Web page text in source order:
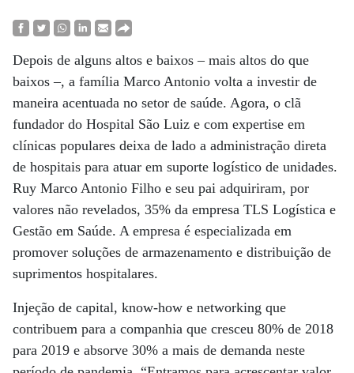
Depois de alguns altos e baixos – mais altos do que
baixos –, a família Marco Antonio volta a investir de
maneira acentuada no setor de saúde. Agora, o clã
fundador do Hospital São Luiz e com expertise em
clínicas populares deixa de lado a administração direta
de hospitais para atuar em suporte logístico de unidades.
Ruy Marco Antonio Filho e seu pai adquiriram, por
valores não revelados, 35% da empresa TLS Logística e
Gestão em Saúde. A empresa é especializada em
promover soluções de armazenamento e distribuição de
suprimentos hospitalares.
Injeção de capital, know-how e networking que
contribuem para a companhia que cresceu 80% de 2018
para 2019 e absorve 30% a mais de demanda neste